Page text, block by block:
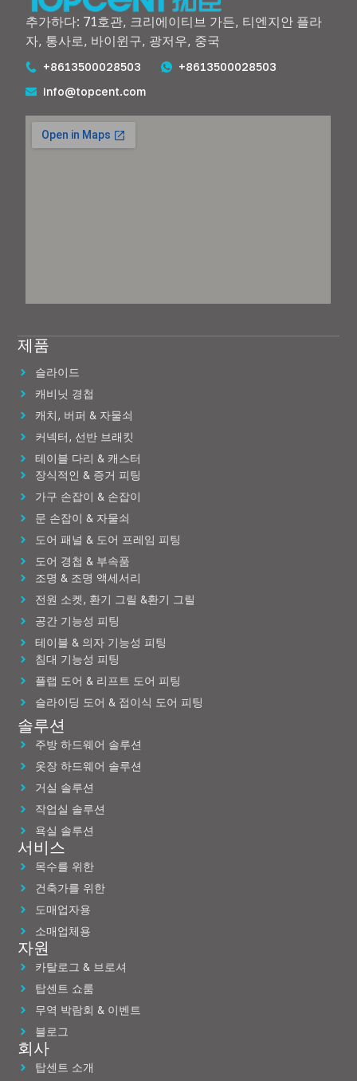
추가하다: 71호관, 크리에이티브 가든, 티엔지안 플라
자, 통사로, 바이윈구, 광저우, 중국
+8613500028503
+8613500028503
info@topcent.com
제품
슬라이드
캐비닛 경첩
캐치, 버퍼 & 자물쇠
커넥터, 선반 브래킷
테이블 다리 & 캐스터
장식적인 & 증거 피팅
가구 손잡이 & 손잡이
문 손잡이 & 자물쇠
도어 패널 & 도어 프레임 피팅
도어 경첩 & 부속품
조명 & 조명 액세서리
전원 소켓, 환기 그릴 &환기 그릴
공간 기능성 피팅
테이블 & 의자 기능성 피팅
침대 기능성 피팅
플랩 도어 & 리프트 도어 피팅
슬라이딩 도어 & 접이식 도어 피팅
솔루션
주방 하드웨어 솔루션
옷장 하드웨어 솔루션
거실 솔루션
작업실 솔루션
욕실 솔루션
서비스
목수를 위한
건축가를 위한
도매업자용
소매업체용
자원
카탈로그 & 브로셔
탑센트 쇼룸
무역 박람회 & 이벤트
블로그
회사
탑센트 소개